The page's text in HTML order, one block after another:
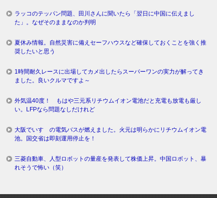
ラッコのテッパン問題、田川さんに聞いたら「翌日に中国に伝えまし
た」。なぜそのままなのか判明
夏休み情報。自然災害に備えセーフハウスなど確保しておくことを強く推
奨したいと思う
1時間耐久レースに出場してカメ出したらスーパーワンの実力が解ってき
ました。良いクルマですよ～
外気温40度！ もはや三元系リチウムイオン電池だと充電も放電も厳し
い。LFPなら問題なしだけれど
大阪でいすゞの電気バスが燃えました。火元は明らかにリチウムイオン電
池。国交省は即刻運用停止を！
三菱自動車、人型ロボットの量産を発表して株価上昇。中国ロボット、暴
れそうで怖い（笑）